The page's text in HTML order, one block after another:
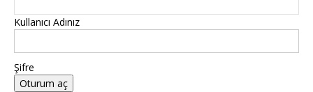
Kullanıcı Adınız
Şifre